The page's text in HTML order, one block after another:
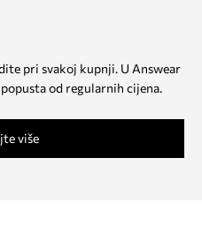
pri svakoj kupnji. U Answear
od regularnih cijena.
više